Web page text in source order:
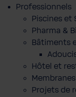
Professionnels
Piscines et
Pharma &
Bâtiments
Hôtel et
Projets de